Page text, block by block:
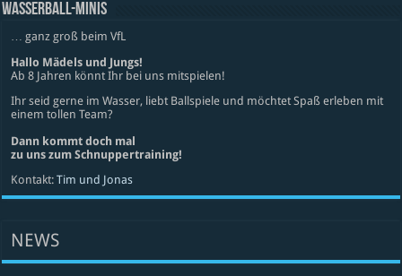
WASSERBALL-MINIS
… ganz groß beim VfL
Hallo Mädels und Jungs!
Ab 8 Jahren könnt Ihr bei uns mitspielen!
Ihr seid gerne im Wasser, liebt Ballspiele und möchtet Spaß erleben mit
einem tollen Team?
Dann kommt doch mal
zu uns zum Schnuppertraining!
Kontakt:Tim und Jonas
NEWS